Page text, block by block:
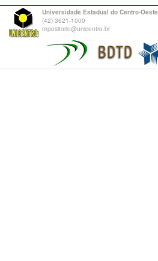
Universidade Estadual do Centro-Oeste
(42) 3621-1000
repositorio@unicentro.br